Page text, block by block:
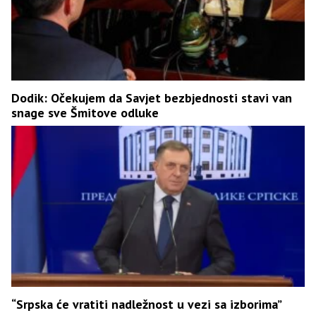
Dodik: Očekujem da Savjet bezbjednosti stavi van
snage sve Šmitove odluke
“Srpska će vratiti nadležnost u vezi sa izborima”